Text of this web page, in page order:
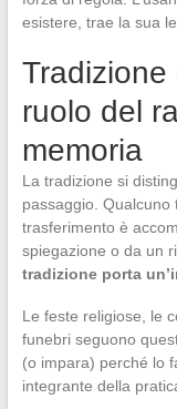
esistere, trae la sua
Tradizione
ruolo del
memoria
La tradizione si
passaggio.
trasferimento è
spiegazione o da un
tradizione porta
Le feste religiose, le
funebri seguono
(o impara) perché lo
integrante della